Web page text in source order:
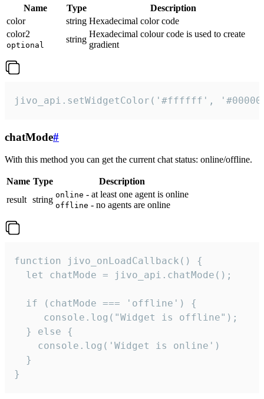
Name Type
Description
color
string Hexadecimal color code
color2
optional
string
Hexadecimal colour code is used to create
gradient
jivo_api.setWidgetColor('#ffffff',
chatMode#
With this method you can get the current chat status: online/offline.
Name Type
Description
result string online - at least one agent is online
offline - no agents are online
function jivo_onLoadCallback() {
  let chatMode = jivo_api.chatMode();
  if (chatMode === 'offline') {
     console.log("Widget is offline");
  } else {
    console.log('Widget is online')
  }
}